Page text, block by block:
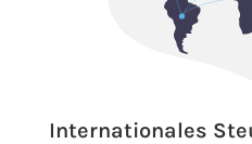
Internationales